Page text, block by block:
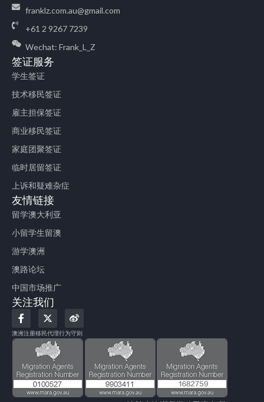
franklz.com.au@gmail.com
+61 2 9267 7239
Wechat: Frank_L_Z
签证服务
学生签证
技术移民签证
雇主担保签证
商业移民签证
家庭团聚签证
临时居留签证
上诉和疑难杂症
友情链接
留学澳大利亚
小留学生留澳
游学澳洲
澳路论坛
中国市场推广
关注我们
F
a
c
e
o
k
-
f
X
-
t
w
i
t
t
e
r
W
e
i
b
澳洲注册移民代理行为守则